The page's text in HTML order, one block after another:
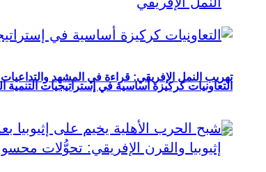
تهريب النمل الإفريقي: قراءة في المشهد
التعاونيات كركيزة أساسية في إستراتيجيات التنمية